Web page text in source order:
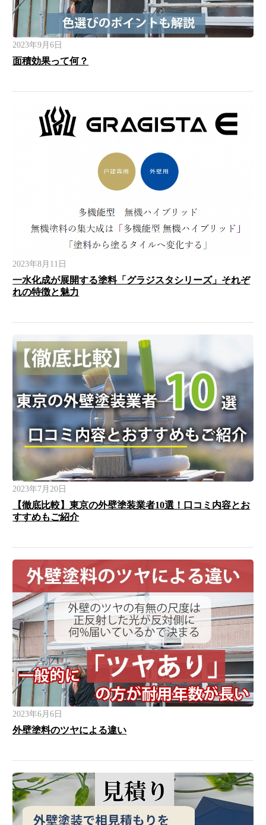
2023年9月6日
面積効果って何？
2023年8月11日
一水化成が展開する塗料「グラジスタシリーズ」それぞ
れの特徴と魅力
2023年7月20日
【徹底比較】東京の外壁塗装業者10選！口コミ内容とお
すすめもご紹介
2023年6月6日
外壁塗料のツヤによる違い